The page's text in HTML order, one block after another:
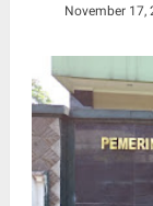
November 17,